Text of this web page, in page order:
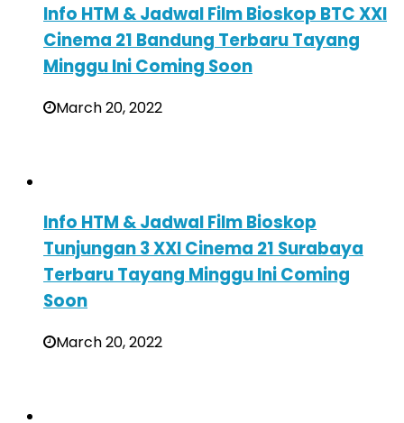
Info HTM & Jadwal Film Bioskop BTC XXI
Cinema 21 Bandung Terbaru Tayang
Minggu Ini Coming Soon
March 20, 2022
Info HTM & Jadwal Film Bioskop
Tunjungan 3 XXI Cinema 21 Surabaya
Terbaru Tayang Minggu Ini Coming
Soon
March 20, 2022